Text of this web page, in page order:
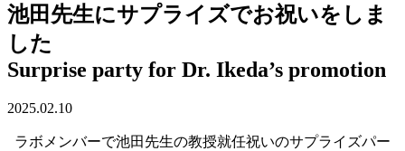
池田先生にサプライズでお祝いをしま
した
Surprise party for Dr. Ikeda’s promotion
2025.02.10
ラボメンバーで池田先生の教授就任祝いのサプライズパー